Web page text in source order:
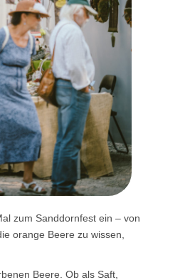
zum Sanddornfest ein – von
orange Beere zu wissen,
Beere. Ob als Saft,